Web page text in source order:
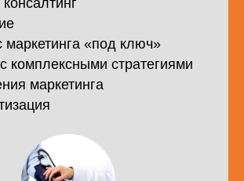
«под ключ»
комплексными стратегиями
маркетинга